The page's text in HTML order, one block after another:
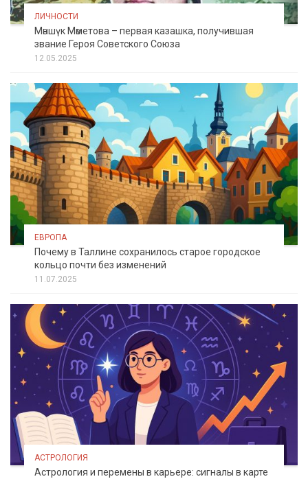
ЛИЧНОСТИ
Мәншүк Мәметова – первая казашка, получившая
звание Героя Советского Союза
12.05.2025
ЕВРОПА
Почему в Таллине сохранилось старое городское
кольцо почти без изменений
11.07.2025
АСТРОЛОГИЯ
Астрология и перемены в карьере: сигналы в карте